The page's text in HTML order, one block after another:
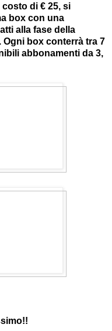
costo di € 25, si
box con una
alla fase della
Ogni box conterrà tra 7
abbonamenti da 3,